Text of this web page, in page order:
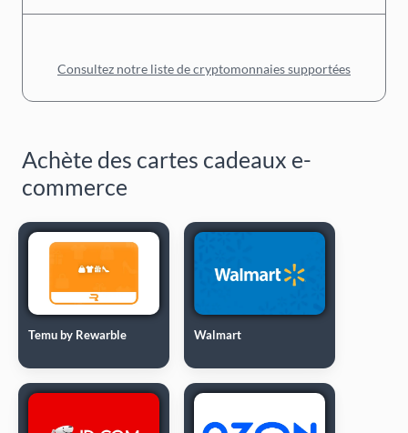
Consultez notre liste de cryptomonnaies supportées
Achète des cartes cadeaux e-
commerce
Temu by Rewarble Walmart